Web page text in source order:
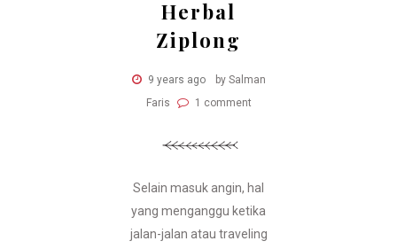
Herbal
Ziplong
9 years ago
by Salman
Faris
1 comment
Selain masuk angin, hal
yang menganggu ketika
jalan-jalan atau traveling